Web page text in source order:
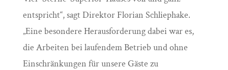
entspricht“, sagt Direktor Florian Schliephake.
„Eine besondere Herausforderung dabei war es,
die Arbeiten bei laufendem Betrieb und ohne
Einschränkungen für unsere Gäste zu